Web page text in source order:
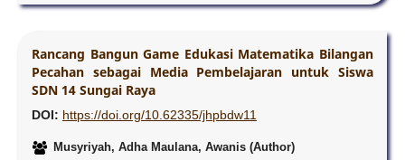
Rancang Bangun Game Edukasi Matematika Bilangan
Pecahan sebagai Media Pembelajaran untuk Siswa
SDN 14 Sungai Raya
DOI: https://doi.org/10.62335/jhpbdw11
Musyriyah, Adha Maulana, Awanis (Author)